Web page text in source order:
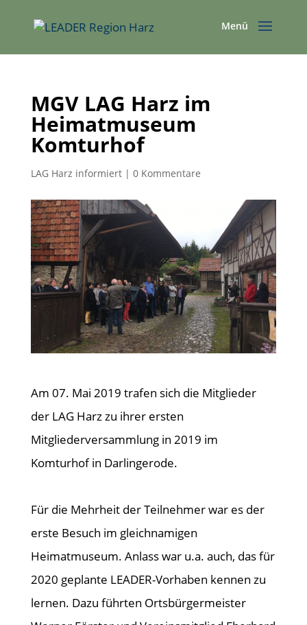
MGV LAG Harz im
Heimatmuseum
Komturhof
LAG Harz informiert| 0 Kommentare
Am 07. Mai 2019 trafen sich die Mitglieder
der LAG Harz zu ihrer ersten
Mitgliederversammlung in 2019 im
Komturhof in Darlingerode.
Für die Mehrheit der Teilnehmer war es der
erste Besuch im gleichnamigen
Heimatmuseum. Anlass war u.a. auch, das für
2020 geplante LEADER-Vorhaben kennen zu
lernen. Dazu führten Ortsbürgermeister